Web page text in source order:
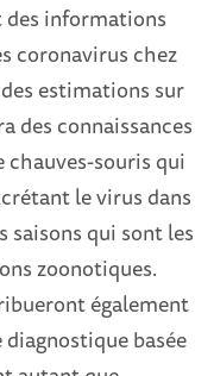
informations
coronavirus chez
estimations sur
des connaissances
souris qui
le virus dans
saisons qui sont les
zoonotiques.
également
basée